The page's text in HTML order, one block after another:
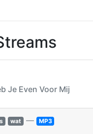
Je Even Voor Mij
wat — MP3